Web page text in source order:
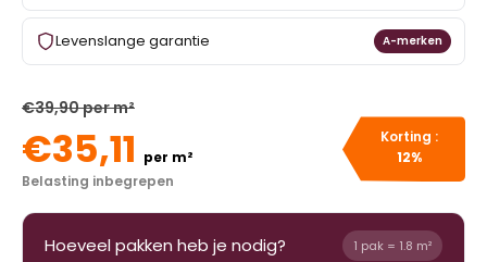
Levenslange garantie A-merken
€39,90 per m²
€35,11 per m²
Belasting inbegrepen
Korting :
12%
Hoeveel pakken heb je nodig? 1 pak = 1.8 m²